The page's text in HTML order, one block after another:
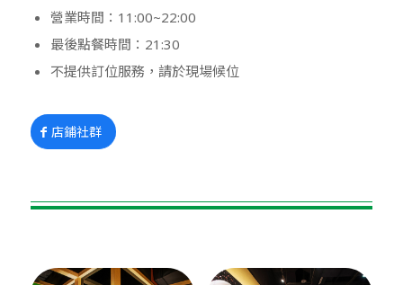
營業時間： 11:00~22:00
最後點餐時間： 21:30
不提供訂位服務，請於現場候位
店鋪社群